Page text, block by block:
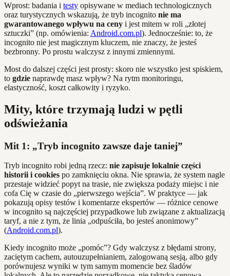
Wprost: badania i testy opisywane w mediach technologicznych
oraz turystycznych wskazują, że tryb incognito nie ma
gwarantowanego wpływu na ceny i jest mitem w roli „złotej
sztuczki” (np. omówienia: Android.com.pl). Jednocześnie: to, że
incognito nie jest magicznym kluczem, nie znaczy, że jesteś
bezbronny. Po prostu walczysz z innymi zmiennymi.
Most do dalszej części jest prosty: skoro nie wszystko jest spiskiem,
to gdzie naprawdę masz wpływ? Na rytm monitoringu,
elastyczność, koszt całkowity i ryzyko.
Mity, które trzymają ludzi w pętli
odświeżania
Mit 1: „Tryb incognito zawsze daje taniej”
Tryb incognito robi jedną rzecz: nie zapisuje lokalnie części
historii i cookies po zamknięciu okna. Nie sprawia, że system nagle
przestaje widzieć popyt na trasie, nie zwiększa podaży miejsc i nie
cofa Cię w czasie do „pierwszego wejścia”. W praktyce — jak
pokazują opisy testów i komentarze ekspertów — różnice cenowe
w incognito są najczęściej przypadkowe lub związane z aktualizacją
taryf, a nie z tym, że linia „odpuściła, bo jesteś anonimowy”
(Android.com.pl).
Kiedy incognito może „pomóc”? Gdy walczysz z błędami strony,
zaciętym cachem, autouzupełnianiem, zalogowaną sesją, albo gdy
porównujesz wyniki w tym samym momencie bez śladów